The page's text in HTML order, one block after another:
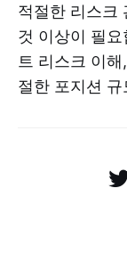
적절한 리스크
것 이상이 필
트 리스크 이
절한 포지션